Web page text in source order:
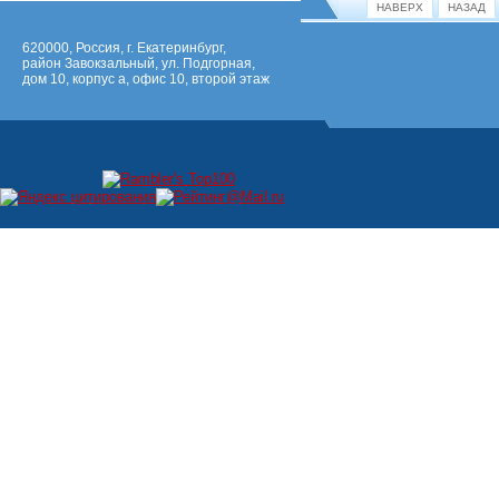
НАВЕРХ НАЗАД
620000, Россия, г. Екатеринбург,
район Завокзальный, ул. Подгорная,
дом 10, корпус а, офис 10, второй этаж